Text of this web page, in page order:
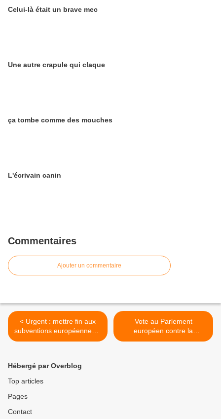
Celui-là était un brave mec
Une autre crapule qui claque
ça tombe comme des mouches
L'écrivain canin
Commentaires
Ajouter un commentaire
< Urgent : mettre fin aux
subventions européennes à
la tauromachie
Vote au Parlement
européen contre la
tauromachie >
Hébergé par Overblog
Top articles
Pages
Contact